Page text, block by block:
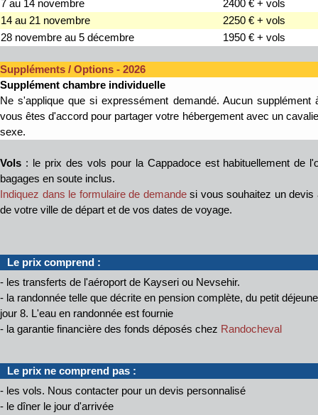
7 au 14 novembre
2400 € + vols
14 au 21 novembre
2250 € + vols
28 novembre au 5 décembre
1950 € + vols
Suppléments / Options - 2026
Supplément chambre individuelle
Ne s'applique que si expressément demandé. Aucun supplément
vous êtes d'accord pour partager votre hébergement avec un
sexe.
Vols : le prix des vols pour la Cappadoce est habituellement de
bagages en soute inclus.
Indiquez dans le formulaire de demandesi vous souhaitez un devis
de votre ville de départ et de vos dates de voyage.
Le prix comprend :
- les transferts de l'aéroport de Kayseri ou Nevsehir.
- la randonnée telle que décrite en pension complète, du petit
jour 8. L'eau en randonnée est fournie
- la garantie financière des fonds déposés chez Randocheval
Le prix ne comprend pas :
- les vols. Nous contacter pour un devis personnalisé
- le dîner le jour d'arrivée